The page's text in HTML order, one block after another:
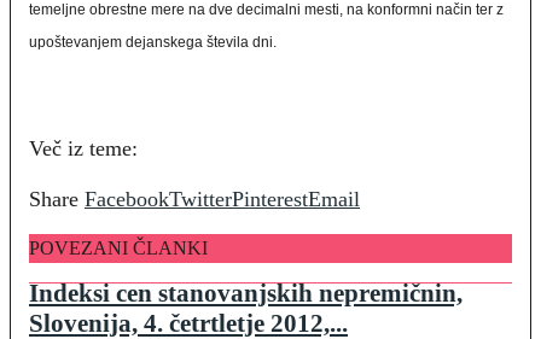
temeljne obrestne mere na dve decimalni mesti, na konformni način ter z
upoštevanjem dejanskega števila dni.
Več iz teme:
Share FacebookTwitterPinterestEmail
POVEZANI ČLANKI
Indeksi cen stanovanjskih nepremičnin,
Slovenija, 4. četrtletje 2012,...